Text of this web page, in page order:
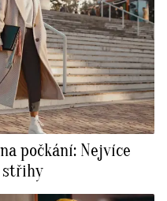
počkání: Nejvíce
střihy